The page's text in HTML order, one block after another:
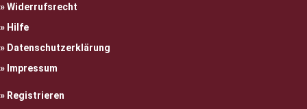
Widerrufsrecht
Hilfe
Datenschutzerklärung
Impressum
Registrieren